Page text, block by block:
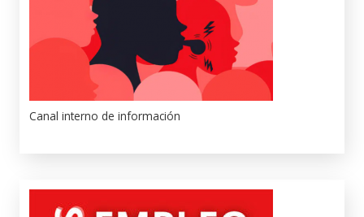
Canal interno de información